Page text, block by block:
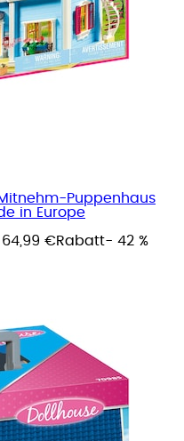
Puppenhaus
in Europe
64,99 €Rabatt- 42 %